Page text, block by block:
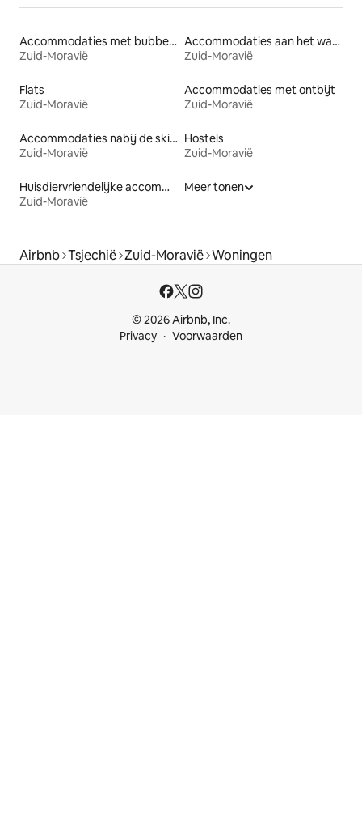
Accommodaties met bubbelbad
Zuid-Moravië
Accommodaties aan het water
Zuid-Moravië
Flats
Zuid-Moravië
Accommodaties met ontbijt
Zuid-Moravië
Accommodaties nabij de skipiste
Zuid-Moravië
Hostels
Zuid-Moravië
Huisdiervriendelijke accommodaties
Zuid-Moravië
Meer tonen
Airbnb Tsjechië Zuid-Moravië Woningen
© 2026 Airbnb, Inc.
Privacy
Voorwaarden